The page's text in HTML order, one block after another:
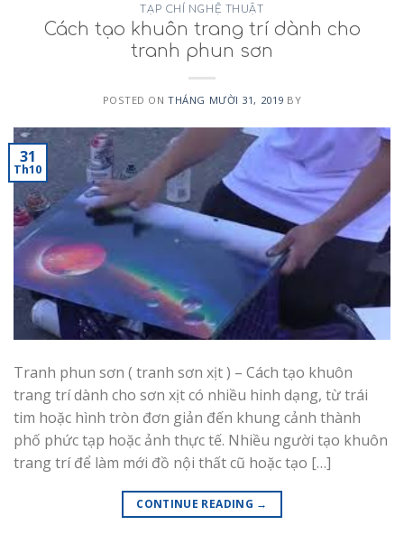
TẠP CHÍ NGHỆ THUẬT
Cách tạo khuôn trang trí dành cho
tranh phun sơn
POSTED ONTHÁNG MƯỜI 31, 2019 BY
31
Th10
Tranh phun sơn ( tranh sơn xịt ) – Cách tạo khuôn
trang trí dành cho sơn xịt có nhiều hinh dạng, từ trái
tim hoặc hình tròn đơn giản đến khung cảnh thành
phố phức tạp hoặc ảnh thực tế. Nhiều người tạo khuôn
trang trí để làm mới đồ nội thất cũ hoặc tạo […]
CONTINUE READING →